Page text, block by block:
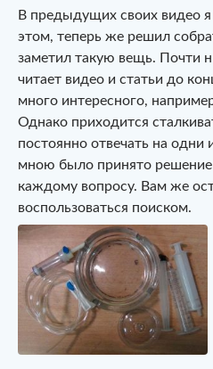
В предыдущих своих видео
этом, теперь же решил
заметил такую вещь. Почти
читает видео и статьи до
много интересного,
Однако приходится
постоянно отвечать на
мною было принято решение
каждому вопросу. Вам же
воспользоваться поиском.